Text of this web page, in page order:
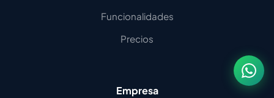
Funcionalidades
Precios
Empresa